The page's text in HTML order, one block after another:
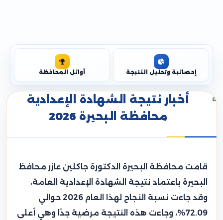
إحصائية وتحليل النتيجة أوائل المحافظة
أخبار نتيجة الشهادة الإعدادية
محافظة البحيرة 2026
قامت محافظة البحيرة الدكتورة جاكلين عازر محافظ
البحيرة باعتماد نتيجة الشهادة الإعدادية العامة،
وقد جاءت نسبة النجاح لهذا العام 2026 حوالي
72.09%، وجاءت هذه النتيجة مرضية جدًا وهي أعلى